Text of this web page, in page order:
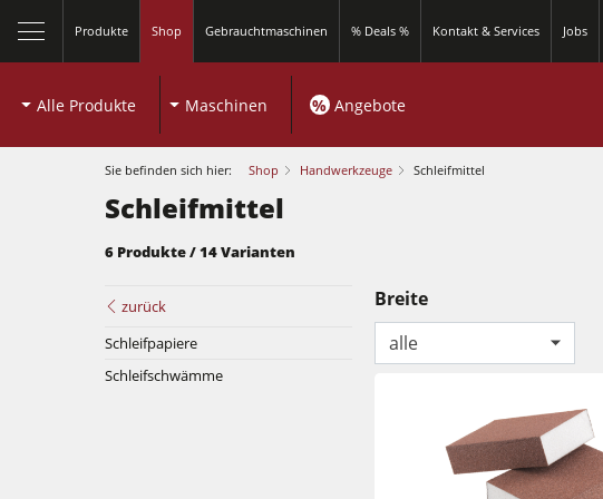
Produkte Shop Gebrauchtmaschinen % Deals % Kontakt & Services Jobs
Alle Produkte Maschinen % Angebote
Sie befinden sich hier: Shop Handwerkzeuge Schleifmittel
Schleifmittel
6 Produkte / 14 Varianten
zurück
Schleifpapiere
Schleifschwämme
Breite
alle